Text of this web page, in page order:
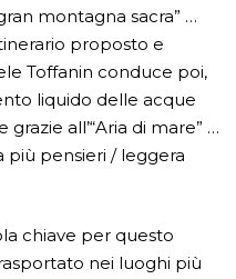
montagna sacra” …
proposto e
Toffanin conduce poi,
liquido delle acque
all’“Aria di mare” …
più pensieri / leggera
chiave per questo
nei luoghi più